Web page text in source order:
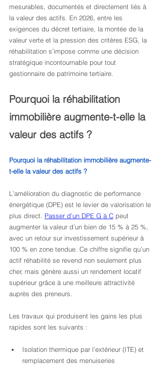
mesurables, documentés et directement liés à
la valeur des actifs. En 2026, entre les
exigences du décret tertiaire, la montée de la
valeur verte et la pression des critères ESG, la
réhabilitation s’impose comme une décision
stratégique incontournable pour tout
gestionnaire de patrimoine tertiaire.
Pourquoi la réhabilitation
immobilière augmente-t-elle la
valeur des actifs ?
Pourquoi la réhabilitation immobilière augmente-
t-elle la valeur des actifs ?
L’amélioration du diagnostic de performance
énergétique (DPE) est le levier de valorisation le
plus direct. Passer d’un DPE G à C peut
augmenter la valeur d’un bien de 15 % à 25 %,
avec un retour sur investissement supérieur à
100 % en zone tendue. Ce chiffre signifie qu’un
actif réhabilité se revend non seulement plus
cher, mais génère aussi un rendement locatif
supérieur grâce à une meilleure attractivité
auprès des preneurs.
Les travaux qui produisent les gains les plus
rapides sont les suivants :
Isolation thermique par l’extérieur (ITE) et
remplacement des menuiseries